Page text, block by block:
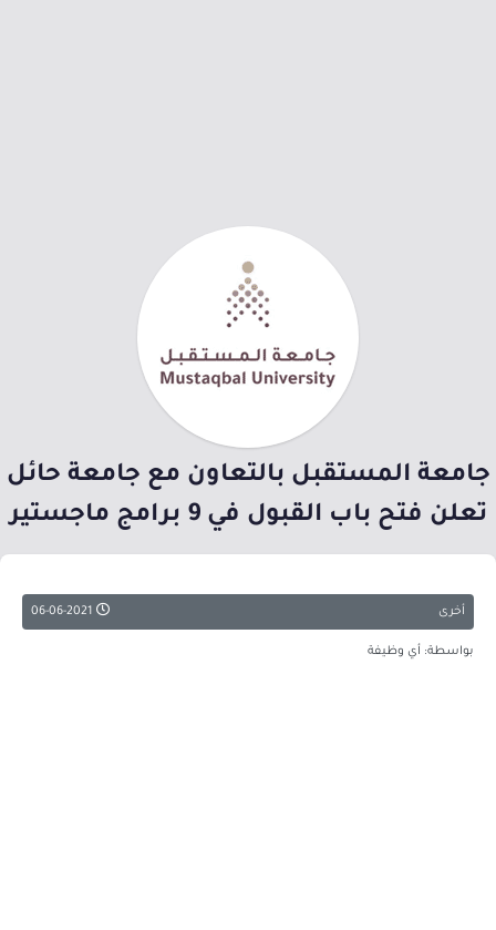
جامعة المستقبل بالتعاون مع جامعة حائل
تعلن فتح باب القبول في 9 برامج ماجستير
أخرى
بواسطة: أي وظيفة